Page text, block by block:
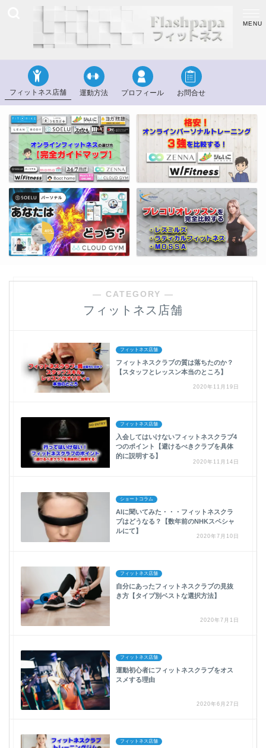
フィットネス店舗 運動方法 プロフィール お問合せ
― CATEGORY ―
フィットネス店舗
フィットネス店舗
フィットネスクラブの質は落ちたのか？
【スタッフとレッスン本当のところ】
2020年11月19日
フィットネス店舗
入会してはいけないフィットネスクラブ4
つのポイント【避けるべきクラブを具体
的に説明する】
2020年11月14日
ショートコラム
AIに聞いてみた・・・フィットネスクラ
ブはどうなる？【数年前のNHKスペシャ
ルにて】
2020年7月10日
フィットネス店舗
自分にあったフィットネスクラブの見抜
き方【タイプ別ベストな選択方法】
2020年7月1日
フィットネス店舗
運動初心者にフィットネスクラブをオス
スメする理由
2020年6月27日
フィットネス店舗